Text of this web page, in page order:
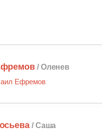
/ Оленев
/ Саша